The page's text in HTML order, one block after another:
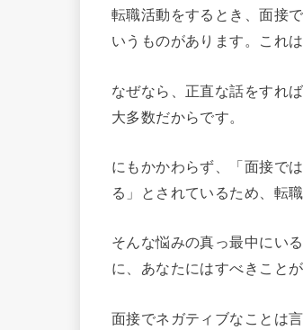
転職活動をするとき、面接
いうものがあります。これ
なぜなら、正直な話をすれ
大多数だからです。
にもかかわらず、「面接で
る」とされているため、転
そんな悩みの真っ最中にい
に、あなたにはすべきことが
面接でネガティブなことは